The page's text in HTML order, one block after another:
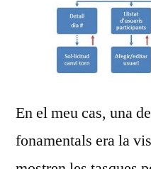
En el meu cas, una
fonamentals era la